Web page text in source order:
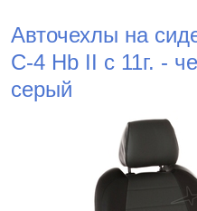
Авточехлы на
C-4 Hb II с 11г. -
серый